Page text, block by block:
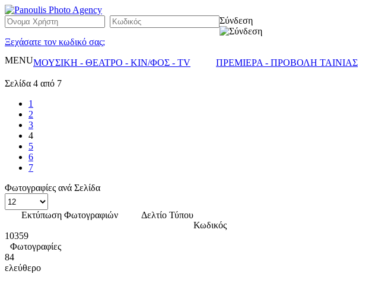
Σύνδεση
Ξεχάσατε τον κωδικό σας;
MENUΜΟΥΣΙΚΗ - ΘΕΑΤΡΟ - ΚΙΝ/ΦΟΣ - TV ΠΡΕΜΙΕΡΑ - ΠΡΟΒΟΛΗ ΤΑΙΝΙΑΣ
Σελίδα 4 από 7
1
2
3
4
5
6
7
Φωτογραφίες ανά Σελίδα
Εκτύπωση Φωτογραφιών
Δελτίο Τύπου
Κωδικός
10359
Φωτογραφίες
84
ελεύθερο